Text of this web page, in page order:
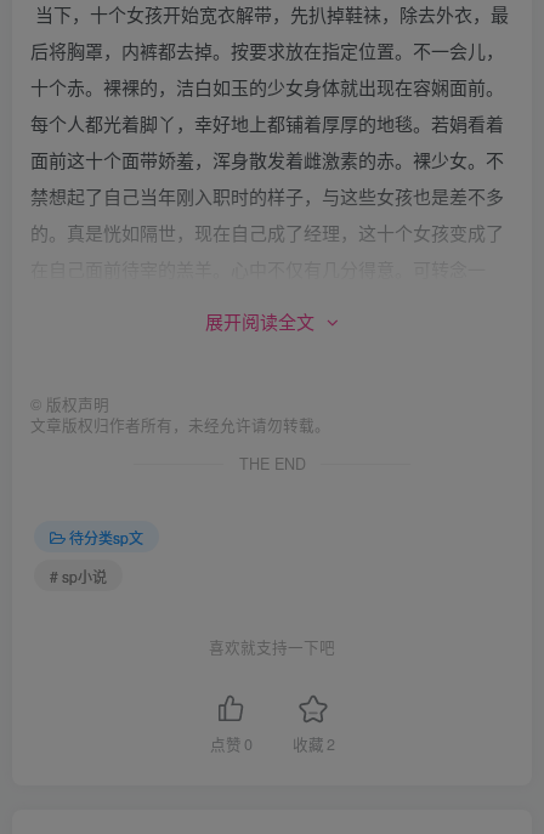
当下，十个女孩开始宽衣解带，先扒掉鞋袜，除去外衣，最
后将胸罩，内裤都去掉。按要求放在指定位置。不一会儿，
十个赤。裸裸的，洁白如玉的少女身体就出现在容娴面前。
每个人都光着脚丫，幸好地上都铺着厚厚的地毯。若娟看着
面前这十个面带娇羞，浑身散发着雌激素的赤。裸少女。不
禁想起了自己当年刚入职时的样子，与这些女孩也是差不多
的。真是恍如隔世，现在自己成了经理，这十个女孩变成了
大楼里的核心地带。
大家才明白，为什么所有的窗户都被挡住。若娟站在楼道中
央，看着这些女孩子，为了能进入这家大型国有企业，在这
展开阅读全文
© 版权声明
文章版权归作者所有，未经允许请勿转载。
THE END
待分类sp文
# sp小说
喜欢就支持一下吧
点赞 0 收藏 2